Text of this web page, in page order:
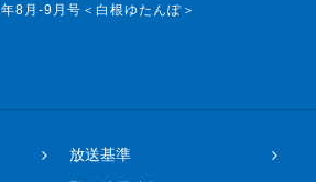
8月-9月号＜白根ゆたんぽ＞
放送基準